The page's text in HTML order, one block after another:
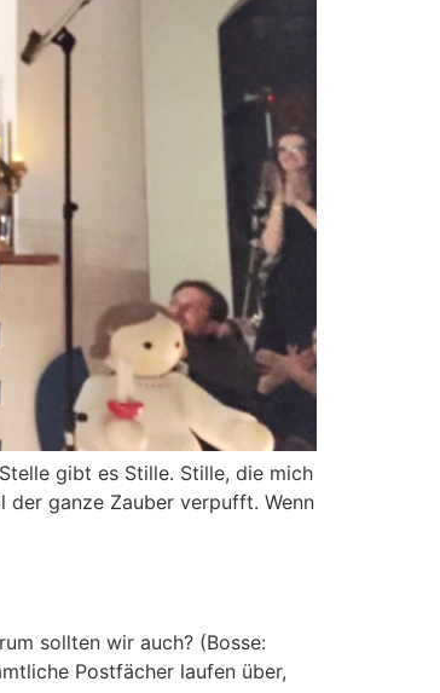
gibt es Stille. Stille, die mich
ganze Zauber verpufft. Wenn
sollten wir auch? (Bosse:
Postfächer laufen über,